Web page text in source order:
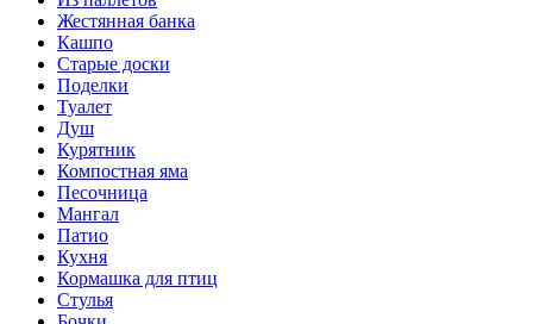
Жестянная банка
Кашпо
Старые доски
Поделки
Туалет
Душ
Курятник
Компостная яма
Песочница
Мангал
Патио
Кухня
Кормашка для птиц
Стулья